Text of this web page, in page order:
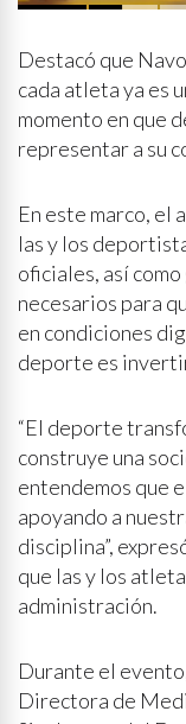
Destacó que
cada atleta ya es
momento en que
representar a su
En este marco, el
las y los
oficiales, así
necesarios para
en condiciones
deporte es
“El deporte
construye una
entendemos que
apoyando a
disciplina”,
que las y los
administración.
Durante el
Directora de